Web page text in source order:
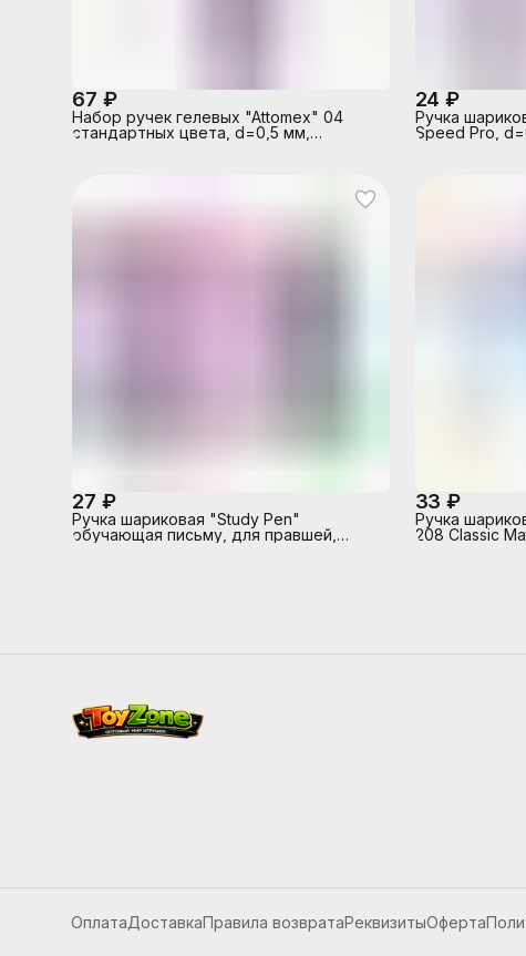
67 ₽
Набор ручек гелевых "Attomex" 04
стандартных цвета, d=0,5 мм,
24 ₽
Ручка
Speed Pro,
корпус с
27 ₽
Ручка шариковая "Study Pen"
обучающая письму, для правшей,
33 ₽
Ручка
208 Classic
ОплатаДоставкаПравила возвратаРеквизитыОферта